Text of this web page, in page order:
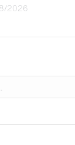
2026